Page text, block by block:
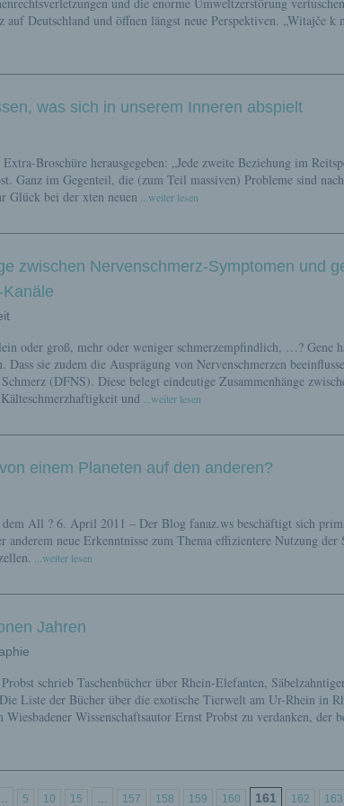
auf Deutschland und öffnen längst neue Perspektiven. „Witajče
was sich in unserem Inneren abspielt
Broschüre herausgegeben: „Jede zweite Beziehung im
Ganz im Gegenteil, die (zum Teil massiven) Probleme sind
Glück bei der xten neuen ...weiter lesen
zwischen Nervenschmerz-Symptomen und
oder groß, mehr oder weniger schmerzempfindlich, …? Gene
Dass sie zudem die Ausprägung von Nervenschmerzen
(DFNS). Diese belegt eindeutige Zusammenhänge
und ...weiter lesen
einem Planeten auf den anderen?
dem All ? 6. April 2011 – Der Blog fanaz.ws beschäftigt sich
anderem neue Erkenntnisse zum Thema effizientere Nutzung
...weiter lesen
Jahren
schrieb Taschenbücher über Rhein-Elefanten,
Liste der Bücher über die exotische Tierwelt am Ur-Rhein in
Wissenschaftsautor Ernst Probst zu verdanken, der
5 10 15 157 158 159 160 161 162 163